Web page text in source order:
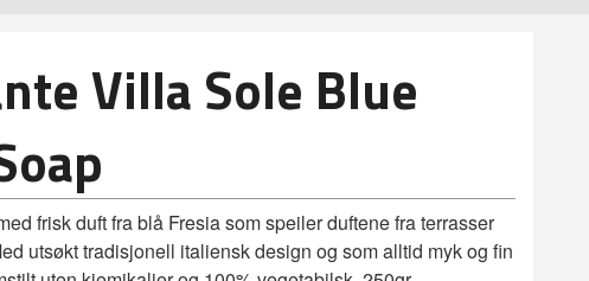
Villa Sole Blue
frisk duft fra blå Fresia som speiler duftene fra terrasser
utsøkt tradisjonell italiensk design og som alltid myk og fin